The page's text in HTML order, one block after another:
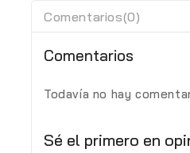
Comentarios(0)
Comentarios
Todavía no hay
Sé el primero en